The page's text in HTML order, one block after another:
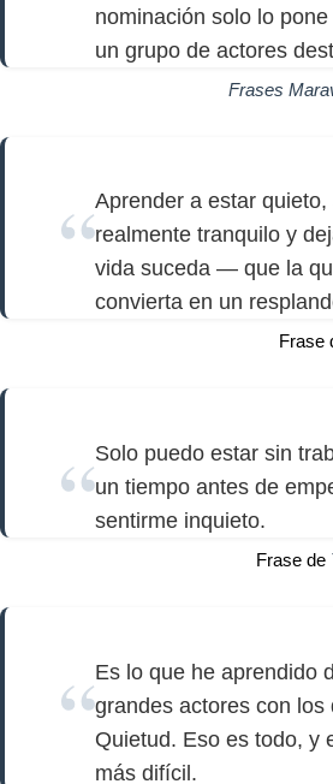
nominación solo lo
un grupo de actores
Frases
Aprender a estar quieto,
realmente tranquilo y
vida suceda — que la
convierta en un
Frase
Solo puedo estar sin
un tiempo antes de
sentirme inquieto.
Frase de
Es lo que he aprendido
grandes actores con los
Quietud. Eso es todo, y
más difícil.